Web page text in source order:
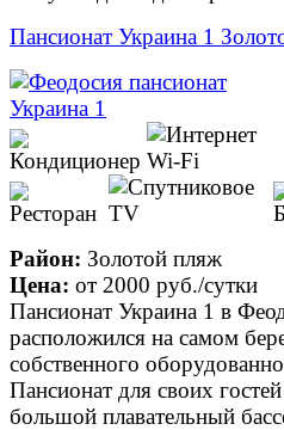
Пансионат Украина 1
Район: Золотой пляж
Цена: от 2000 руб./сутки
Пансионат Украина 1 в
расположился на самом
собственного
Пансионат для своих
большой плавательный